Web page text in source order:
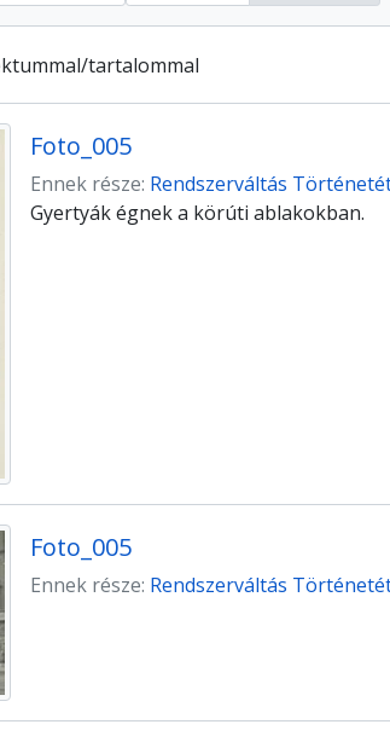
tartalommal
Foto_005
Ennek része: Rendszerváltás
Gyertyák égnek a körúti ablakokban.
Foto_005
Ennek része: Rendszerváltás